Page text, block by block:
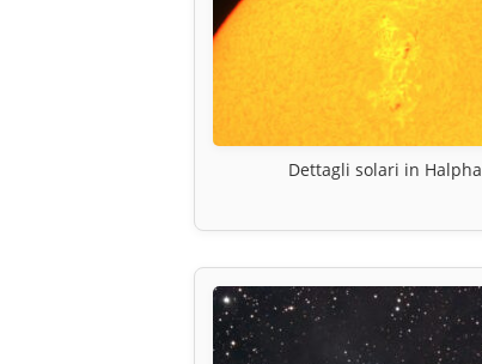
Dettagli solari in Halpha